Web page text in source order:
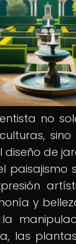
no
diseño de
paisajismo
y
las